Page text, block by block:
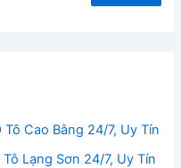
Tô Cao Bằng 24/7, Uy Tín
Lạng Sơn 24/7, Uy Tín